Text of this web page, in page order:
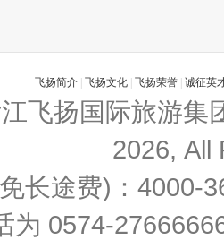
飞扬简介 飞扬文化 飞扬荣誉 诚征英
飞扬国际旅游集
2026, All
长途费)：4000-
为 0574-